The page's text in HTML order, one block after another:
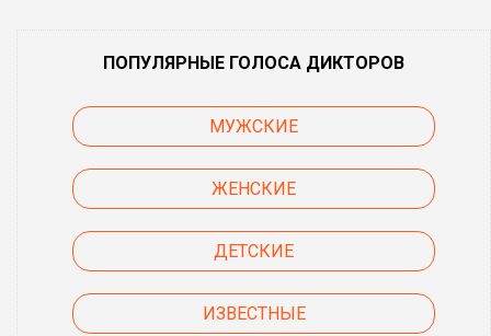
ПОПУЛЯРНЫЕ ГОЛОСА ДИКТОРОВ
МУЖСКИЕ
ЖЕНСКИЕ
ДЕТСКИЕ
ИЗВЕСТНЫЕ